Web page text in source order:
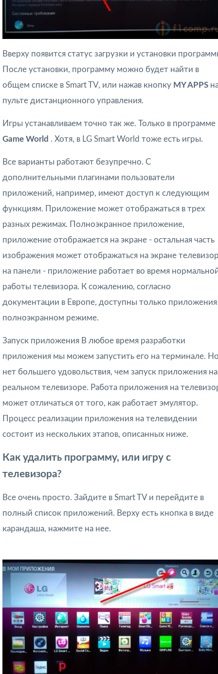
Вверху появится статус загрузки и установки
После установки, программу можно будет найти в
общем списке в Smart TV, или нажав кнопку MY APPS
пульте дистанционного управления.
Игры устанавливаем точно так же. Только в программе
Game World . Хотя, в LG Smart World тоже есть игры.
Все варианты работают безупречно. С
дополнительными плагинами пользователи
приложений, например, имеют доступ к следующим
функциям. Приложение может отображаться в трех
разных режимах. Полноэкранное приложение,
приложение отображается на экране - остальная часть
изображения может отображаться на экране
на панели - приложение работает во время
работы телевизора. К сожалению, согласно
документации в Европе, доступны только приложения
полноэкранном режиме.
Запуск приложения В любое время разработки
приложения мы можем запустить его на терминале.
нет большего удовольствия, чем запуск приложения на
реальном телевизоре. Работа приложения на
может отличаться от того, как работает эмулятор.
Процесс реализации приложения на телевидении
состоит из нескольких этапов, описанных ниже.
Как удалить программу, или игру с
телевизора?
Все очень просто. Зайдите в Smart TV и перейдите в
полный список приложений. Верху есть кнопка в виде
карандаша, нажмите на нее.